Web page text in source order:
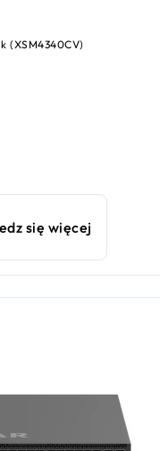
(XSM4340CV​​)
się więcej